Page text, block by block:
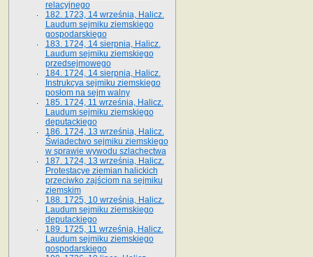
relacyjnego
182. 1723, 14 września, Halicz.
Laudum sejmiku ziemskiego
gospodarskiego
183. 1724, 14 sierpnia, Halicz.
Laudum sejmiku ziemskiego
przedsejmowego
184. 1724, 14 sierpnia, Halicz.
Instrukcya sejmiku ziemskiego
posłom na sejm walny
185. 1724, 11 września, Halicz.
Laudum sejmiku ziemskiego
deputackiego
186. 1724, 13 września, Halicz.
Świadectwo sejmiku ziemskiego
w sprawie wywodu szlachectwa
187. 1724, 13 września, Halicz.
Protestacye ziemian halickich
przeciwko zajściom na sejmiku
ziemskim
188. 1725, 10 września, Halicz.
Laudum sejmiku ziemskiego
deputackiego
189. 1725, 11 września, Halicz.
Laudum sejmiku ziemskiego
gospodarskiego